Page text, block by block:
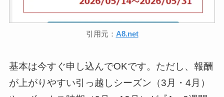
引用元： A8.net
基本は今すぐ申し込んでOKです。ただし、報酬
が上がりやすい引っ越しシーズン（3月・4月）